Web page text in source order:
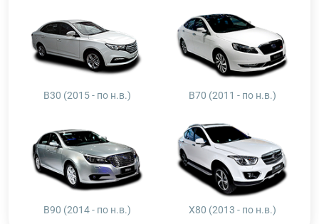
B30 (2015 - по н.в.) B70 (2011 - по н.в.)
B90 (2014 - по н.в.) X80 (2013 - по н.в.)